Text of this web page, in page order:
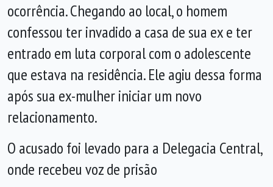
ocorrência. Chegando ao local, o homem
confessou ter invadido a casa de sua ex e ter
entrado em luta corporal com o adolescente
que estava na residência. Ele agiu dessa forma
após sua ex-mulher iniciar um novo
relacionamento.
O acusado foi levado para a Delegacia Central,
onde recebeu voz de prisão